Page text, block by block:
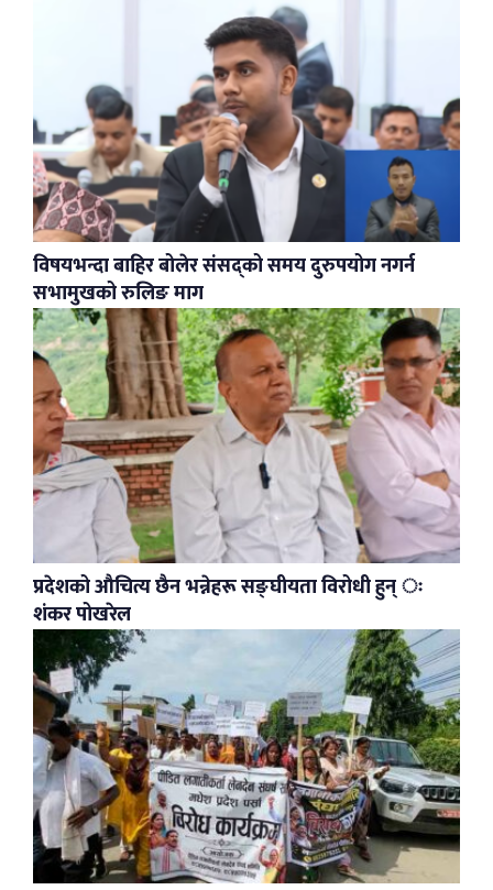
विषयभन्दा बाहिर बोलेर संसद्को समय दुरुपयोग नगर्न
सभामुखको रुलिङ माग
प्रदेशको औचित्य छैन भन्नेहरू सङ्घीयता विरोधी हुन् ः
शंकर पोखरेल